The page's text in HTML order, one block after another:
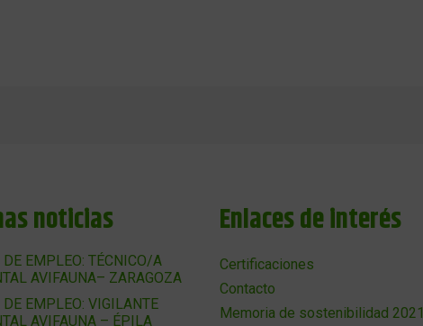
noticias
DE EMPLEO: TÉCNICO/A
AVIFAUNA– ZARAGOZA
DE EMPLEO: VIGILANTE
AVIFAUNA – ÉPILA
Enlaces de interés
Certificaciones
Contacto
Memoria de sostenibilidad 2021